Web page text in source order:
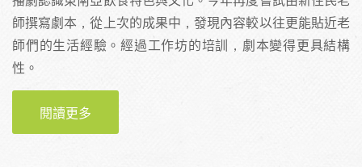
師撰寫劇本，從上次的成果中，發現內容較以往更能貼近老
師們的生活經驗。經過工作坊的培訓，劇本變得更具結構
性。
閱讀更多